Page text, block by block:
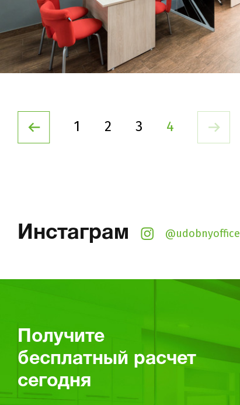
1 2 3 4
Инстаграм @udobnyoffice
Получите
бесплатный расчет
сегодня